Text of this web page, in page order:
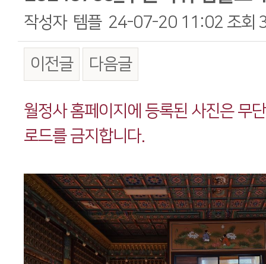
작성자 템플 24-07-20 11:02 조회
이전글 다음글
본문
월정사 홈페이지에 등록된 사진은 무
로드를 금지합니다.